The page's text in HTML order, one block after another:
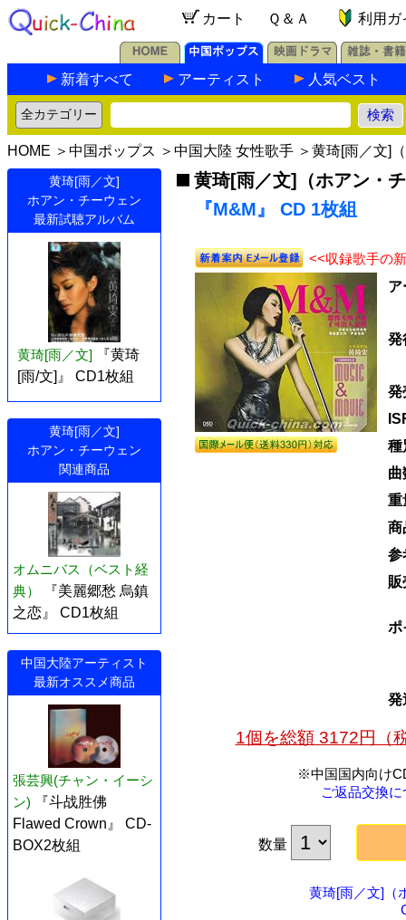
カート Ｑ＆Ａ 利用ガ
新着すべて アーティスト 人気ベスト
HOME ＞ 中国ポップス ＞ 中国大陸 女性歌手 ＞ 黄琦[雨／文]
黄琦[雨／文]
ホアン・チーウェン
最新試聴アルバム
黄琦[雨／文]
『黄琦
[雨/文]』 CD1枚組
黄琦[雨／文]
ホアン・チーウェン
関連商品
オムニバス（ベスト経
典）
『美麗郷愁 烏鎮
之恋』 CD1枚組
中国大陸アーティスト
最新オススメ商品
張芸興(チャン・イーシ
ン)
『斗战胜佛
Flawed Crown』 CD-
BOX2枚組
黄琦[雨／文]（ホアン・
『M&M』 CD 1枚組
<<収録歌手の
ア
発
発
種
曲
重
商
参
販
ポ
発
1個を総額 3172円（
※中国国内向け
ご返品交換
数量
黄琦[雨／文]（